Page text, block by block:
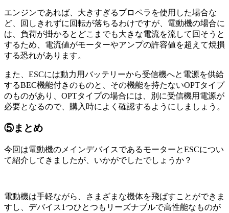
エンジンであれば、大きすぎるプロペラを使用した場合な
ど、回しきれずに回転が落ちるわけですが、電動機の場合に
は、負荷が掛かるとどこまでも大きな電流を流して回そうと
するため、電流値がモーターやアンプの許容値を超えて焼損
する恐れがあります。
また、ESCには動力用バッテリーから受信機へと電源を供給
するBEC機能付きのものと、その機能を持たないOPTタイプ
のものがあり、OPTタイプの場合には、別に受信機用電源が
必要となるので、購入時によく確認するようにしましょう。
⑤まとめ
今回は電動機のメインデバイスであるモーターとESCについ
て紹介してきましたが、いかがでしたでしょうか？
電動機は手軽ながら、さまざまな機体を飛ばすことができま
すし、デバイス1つひとつもリーズナブルで高性能なものが